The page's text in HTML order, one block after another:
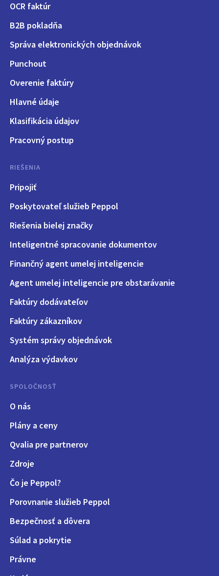
OCR faktúr
B2B pokladňa
Správa elektronických objednávok
Punchout
Overenie faktúry
Hlavné údaje
Klasifikácia údajov
Pracovný postup
RIEŠENIA
Pripojiť
Poskytovateľ služieb Peppol
Riešenia bielej značky
Inteligentné spracovanie dokumentov
Finančný agent umelej inteligencie
Agent umelej inteligencie pre obstarávanie
Faktúry dodávateľov
Faktúry zákazníkov
Systém správy objednávok
Analýza výdavkov
SPOLOČNOSŤ
O nás
Plány a ceny
Qvalia pre partnerov
Zdroje
Čo je Peppol?
Porovnanie služieb Peppol
Bezpečnosť a dôvera
Súlad a pokrytie
Právne